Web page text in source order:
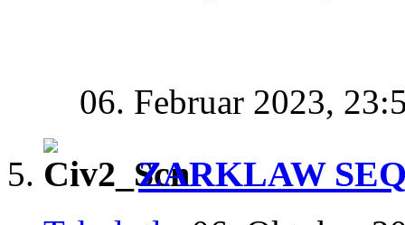
06. Februar 2023,
ZARKLAW